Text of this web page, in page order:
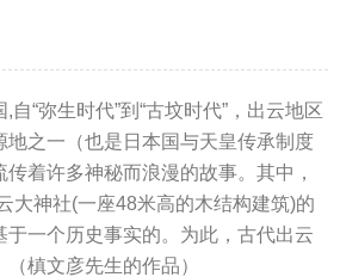
“弥生时代”到“古坟时代”，出云地区
地之一（也是日本国与天皇传承制度
着许多神秘而浪漫的故事。其中，
大神社(一座48米高的木结构建筑)的
于一个历史事实的。为此，古代出云
槙文彦先生的作品）